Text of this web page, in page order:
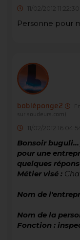
11/02/2012 11:22:30
Personne pour
bobléponge2
sur soudeurs.com)
11/02/2012
Bonsoir
pour une
quelques
Métier visé :
Nom de
Nom de la
Fonction :